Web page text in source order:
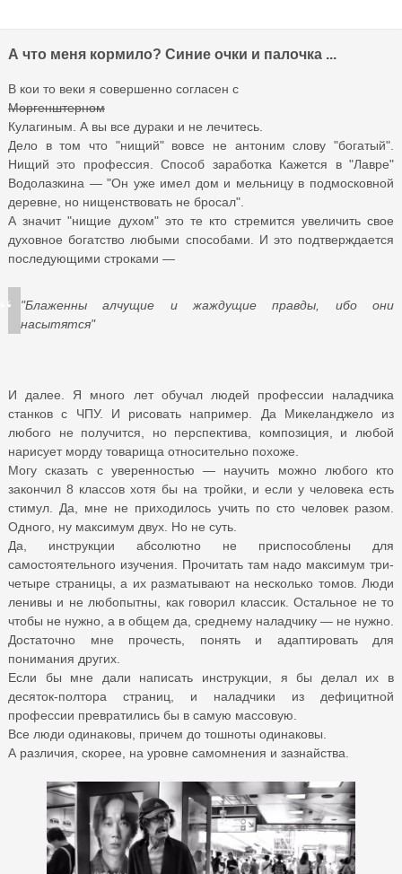
А что меня кормило? Синие очки и палочка ...
В кои то веки я совершенно согласен с
Моргенштерном
Кулагиным. А вы все дураки и не лечитесь.
Дело в том что "нищий" вовсе не антоним слову "богатый".
Нищий это профессия. Способ заработка Кажется в "Лавре"
Водолазкина — "Он уже имел дом и мельницу в подмосковной
деревне, но нищенствовать не бросал".
А значит "нищие духом" это те кто стремится увеличить свое
духовное богатство любыми способами. И это подтверждается
последующими строками —
"Блаженны алчущие и жаждущие правды, ибо они
насытятся"
И далее. Я много лет обучал людей профессии наладчика
станков с ЧПУ. И рисовать например. Да Микеланджело из
любого не получится, но перспектива, композиция, и любой
нарисует морду товарища относительно похоже.
Могу сказать с уверенностью — научить можно любого кто
закончил 8 классов хотя бы на тройки, и если у человека есть
стимул. Да, мне не приходилось учить по сто человек разом.
Одного, ну максимум двух. Но не суть.
Да, инструкции абсолютно не приспособлены для
самостоятельного изучения. Прочитать там надо максимум три-
четыре страницы, а их разматывают на несколько томов. Люди
ленивы и не любопытны, как говорил классик. Остальное не то
чтобы не нужно, а в общем да, среднему наладчику — не нужно.
Достаточно мне прочесть, понять и адаптировать для
понимания других.
Если бы мне дали написать инструкции, я бы делал их в
десяток-полтора страниц, и наладчики из дефицитной
профессии превратились бы в самую массовую.
Все люди одинаковы, причем до тошноты одинаковы.
А различия, скорее, на уровне самомнения и зазнайства.